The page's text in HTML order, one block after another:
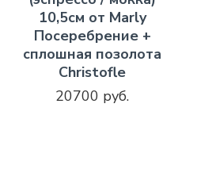
10,5см от Marly
Посеребрение +
сплошная позолота
Christofle
20700 руб.